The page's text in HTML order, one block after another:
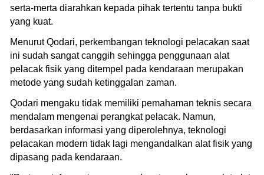
serta-merta diarahkan kepada pihak tertentu tanpa bukti
yang kuat.
Menurut Qodari, perkembangan teknologi pelacakan saat
ini sudah sangat canggih sehingga penggunaan alat
pelacak fisik yang ditempel pada kendaraan merupakan
metode yang sudah ketinggalan zaman.
Qodari mengaku tidak memiliki pemahaman teknis secara
mendalam mengenai perangkat pelacak. Namun,
berdasarkan informasi yang diperolehnya, teknologi
pelacakan modern tidak lagi mengandalkan alat fisik yang
dipasang pada kendaraan.